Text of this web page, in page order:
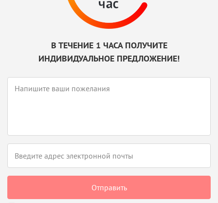
В ТЕЧЕНИЕ 1 ЧАСА ПОЛУЧИТЕ
ИНДИВИДУАЛЬНОЕ ПРЕДЛОЖЕНИЕ!